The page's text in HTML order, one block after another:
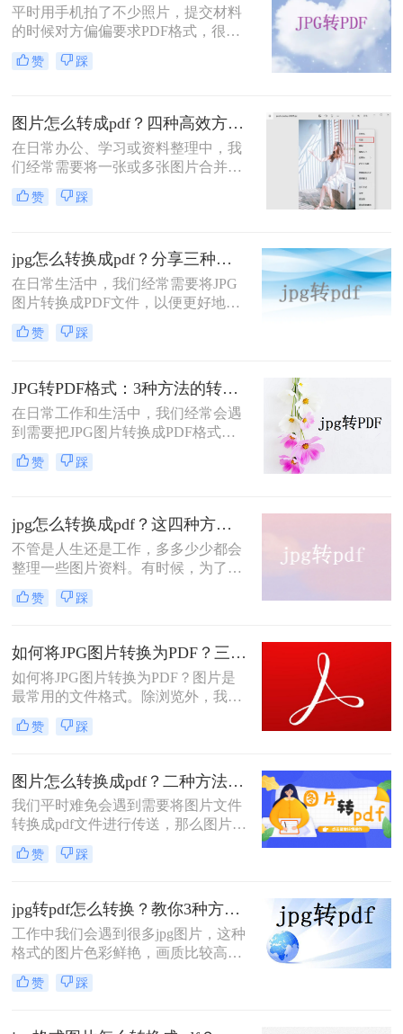
是要批量归档几百张照片？是对画质
要求极高，还是只求快速分享？本文
将围绕在线免安装、本地批量处理、
系统自带工具和专业软件四个真实场
平时用手机拍了不少照片，提交材料
的时候对方偏偏要求PDF格式，很多
人这个时候就开始犯愁了。有些人截
图再拼接，搞出来歪歪扭扭的；有些
何转换成pdf并不复杂，关键是选对方
法。接下来我会按照在线转换、批量
处理、系统自带、手机操作这几个不
和注意点，你对照自己的情况选一种
赞 踩
图片怎么转成pdf？四种高效方法详解（适用所有用户）
在日常办公、学习或资料整理中，我
们经常需要将一张或多张图片合并成
一个PDF文件。无论是扫描的文档截
图、手机拍下的合同，还是设计稿图
么转成PDF”？本文从专业角度出发，
提供四种无需安装竞品软件的可靠方
法，涵盖Windows、Mac、命令行工
验证，确保安全、高效。
赞 踩
jpg怎么转换成pdf？分享三种高效转换方法！
在日常生活中，我们经常需要将JPG
图片转换成PDF文件，以便更好地进
行分享、存储或打印。那么jpg怎么转
换成pdf呢？本文将介绍三种将JPG转
赞 踩
JPG转PDF格式：3种方法的转换速度和画质保留对比！
在日常工作和生活中，我们经常会遇
到需要把JPG图片转换成PDF格式的
需求。无论是为了整理图片资料，将
照片合并成一个文档，还是为了上传
JPG转换成PDF格式呢？本文将为您
介绍几种简单易行的方法，让您能够
轻松完成JPG到PDF的转换。让我们
赞 踩
jpg怎么转换成pdf？这四种方法是最实用的！
不管是人生还是工作，多多少少都会
整理一些图片资料。有时候，为了便
于保存相应的数据，会将jpg怎么转换
成pdf，那么大家对jpg转换pdf文件有
悉，可跟小编跟学，下面小编就为你
分享一些JPG转PDF的方法。
赞 踩
如何将JPG图片转换为PDF？三个方法就可轻松搞定！
如何将JPG图片转换为PDF？图片是
最常用的文件格式。除浏览外，我们
还可以对图片进行转换操作，以适应
不同的情况，例如将多张JPG图片转
传输。工作中的朋友是否会经常遇到
这个问题，公司规定项目中的文件资
料都要用统一的PDF文件格式保存。
但有时会收到完全是JPG图片格式的
文件。面对这些图片，我们应该怎么
将图片转换为PDF文件呢？接下来，
赞 踩
图片怎么转换成pdf？二种方法轻松转换！
我们平时难免会遇到需要将图片文件
转换成pdf文件进行传送，那么图片怎
么转换成pdf呢？接下来就让小编来教
你如何操作。
赞 踩
jpg转pdf怎么转换？教你3种方法，轻松搞定！
工作中我们会遇到很多jpg图片，这种
格式的图片色彩鲜艳，画质比较高，
但是有一个问题大家要格外注意，如
果要打印jpg图片，最好还是转换成
片，就会出现模糊不清的状况。说到
赞 踩